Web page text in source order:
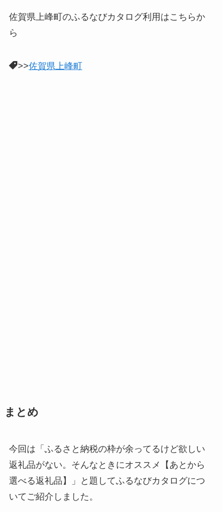
佐賀県上峰町のふるなびカタログ利用はこちらか
ら
>>佐賀県上峰町
まとめ
今回は「ふるさと納税の枠が余ってるけど欲しい
返礼品がない。そんなときにオススメ【あとから
選べる返礼品】」と題してふるなびカタログにつ
いてご紹介しました。